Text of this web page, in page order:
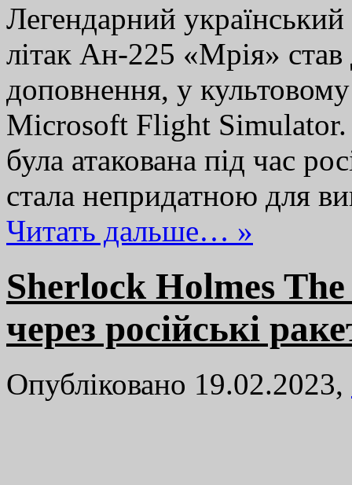
Легендарний
літак Ан-225 «Мрія»
доповнення, у
Microsoft Flight
була атакована під час
стала непридатною для
Читать дальше… »
Sherlock Holmes
через російські
Опубліковано 19.02.2023,